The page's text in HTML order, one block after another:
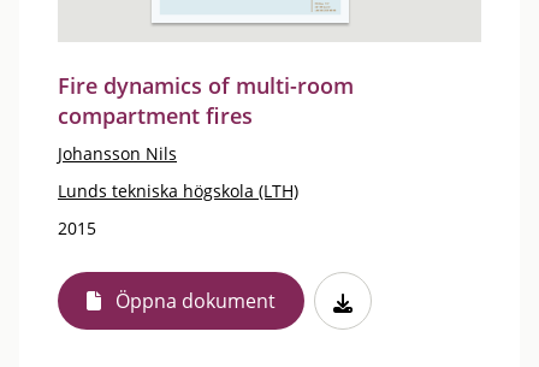
Fire dynamics of multi-room
compartment fires
Johansson Nils
Lunds tekniska högskola (LTH)
2015
Öppna dokument